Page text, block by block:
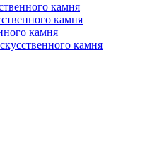
камня
камня
камня
камня